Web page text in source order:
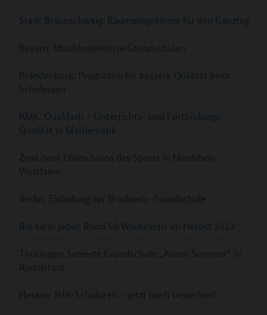
Stadt Braunschweig: Raumprogramme für den Ganztag
Bayern: Musikbegeisterte Grundschulen
Brandenburg: Programm für bessere Qualität beim
Schulessen
KMK: QuaMath – Unterrichts- und Fortbildungs-
Qualität in Mathematik
Zwei neue Eliteschulen des Sports in Nordrhein-
Westfalen
Berlin: Einladung der Brodowin-Grundschule
Bio kann jeder: Rund 50 Workshops im Herbst 2023
Thüringen: Sanierte Grundschule „Anton Sommer“ in
Rudolstadt
Hessen: IHK-Schulpreis – jetzt noch bewerben!